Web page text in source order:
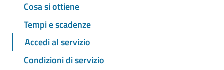
Cosa si ottiene
Tempi e scadenze
Accedi al servizio
Condizioni di servizio